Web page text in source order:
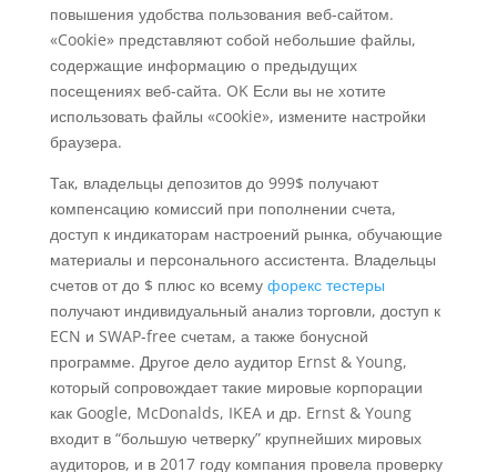
повышения удобства пользования веб-сайтом.
«Cookie» представляют собой небольшие файлы,
содержащие информацию о предыдущих
посещениях веб-сайта. OK Если вы не хотите
использовать файлы «cookie», измените настройки
браузера.
Так, владельцы депозитов до 999$ получают
компенсацию комиссий при пополнении счета,
доступ к индикаторам настроений рынка, обучающие
материалы и персонального ассистента. Владельцы
счетов от до $ плюс ко всему форекс тестеры
получают индивидуальный анализ торговли, доступ к
ECN и SWAP-free счетам, а также бонусной
программе. Другое дело аудитор Ernst & Young,
который сопровождает такие мировые корпорации
как Google, McDonalds, IKEA и др. Ernst & Young
входит в “большую четверку” крупнейших мировых
аудиторов, и в 2017 году компания провела проверку